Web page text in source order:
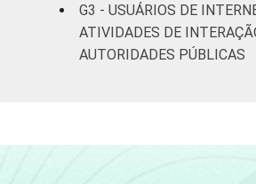
GRAU DE
INSTRUÇÃO
Analfabeto/
Infantil
G3 - USUÁRIOS DE
ATIVIDADES DE
AUTORIDADES PÚBLICAS